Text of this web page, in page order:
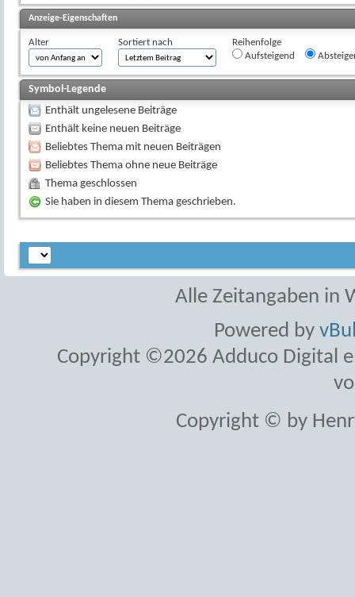
Anzeige-Eigenschaften
Alter Sortiert nach
Reihenfolge
Aufsteigend
Symbol-Legende
Enthält ungelesene Beiträge
Enthält keine neuen Beiträge
Beliebtes Thema mit neuen Beiträgen
Beliebtes Thema ohne neue Beiträge
Thema geschlossen
Sie haben in diesem Thema geschrieben.
Alle Zeitangaben in
Powered by
Copyright ©2026 Adduco Digital
Copyright © by